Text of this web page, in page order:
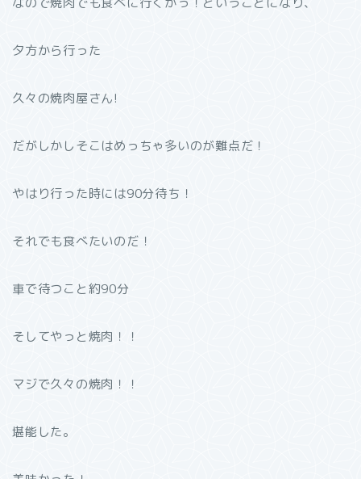
夕方から行った
久々の焼肉屋さん!
だがしかしそこはめっちゃ多いのが難点だ！
やはり行った時には90分待ち！
それでも食べたいのだ！
車で待つこと約90分
そしてやっと焼肉！！
マジで久々の焼肉！！
堪能した。